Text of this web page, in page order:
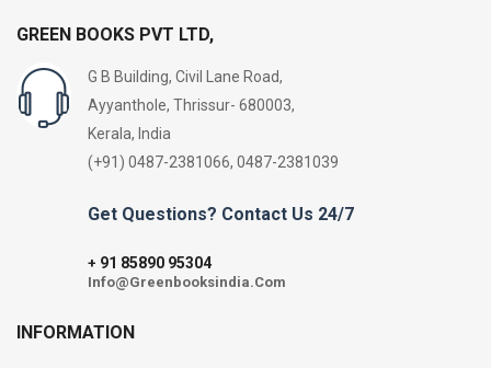
GREEN BOOKS PVT LTD,
G B Building, Civil Lane Road,
Ayyanthole, Thrissur- 680003,
Kerala, India
(+91) 0487-2381066, 0487-2381039
Get Questions? Contact Us 24/7
+ 91 85890 95304
Info@Greenbooksindia.Com
INFORMATION